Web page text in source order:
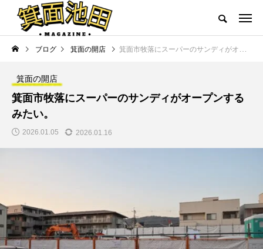
ブログ 箕面の開店 箕面市牧落にスーパーのサンディがオープンするみたい。
箕面の開店
箕面市牧落にスーパーのサンディがオープンする
みたい。
2026.01.05 2026.01.16